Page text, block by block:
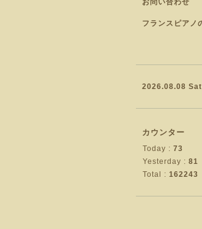
お問い合わせ
フランスピアノ
2026.08.08
カウンター
Today : 73
Yesterday : 81
Total : 162243